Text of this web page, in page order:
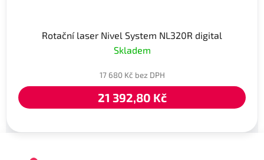
Rotační laser Nivel System NL320R digital
Skladem
17 680 Kč bez DPH
21 392,80 Kč